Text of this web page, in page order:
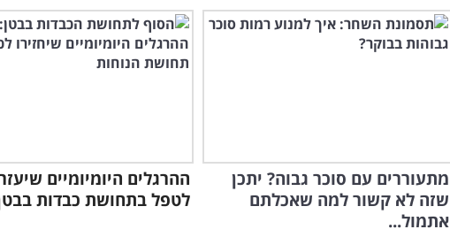
מתעוררים עם סוכר גבוה? יתכן
שזה לא קשור למה שאכלתם
אתמול...
ההרגלים היומיומיים
לטפל בתחושת כבדות